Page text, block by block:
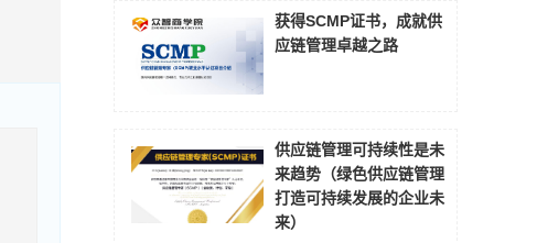
获得SCMP证书，成就供
应链管理卓越之路
供应链管理可持续性是未
来趋势（绿色供应链管理
打造可持续发展的企业未
来）